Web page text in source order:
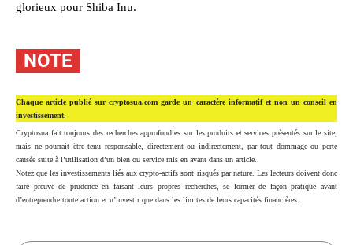
glorieux pour Shiba Inu.
NOTE
Chaque article publié sur cryptosua.com garde un caractère informatif et non un conseil en
investissement.
Cryptosua fait toujours des recherches approfondies sur les produits et services présentés sur le site,
mais ne pourrait être tenu responsable, directement ou indirectement, par tout dommage ou perte
causée suite à l’utilisation d’un bien ou service mis en avant dans un article.
Notez que les investissements liés aux crypto-actifs sont risqués par nature. Les lecteurs doivent donc
faire preuve de prudence en faisant leurs propres recherches, se former de façon pratique avant
d’entreprendre toute action et n’investir que dans les limites de leurs capacités financières.